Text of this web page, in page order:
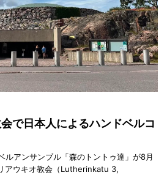
で日本人によるハンドベルコ
ルアンサンブル「森のトントゥ達」が8月
アウキオ教会（Lutherinkatu 3,